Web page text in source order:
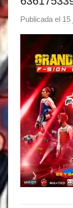
Publicada el 15